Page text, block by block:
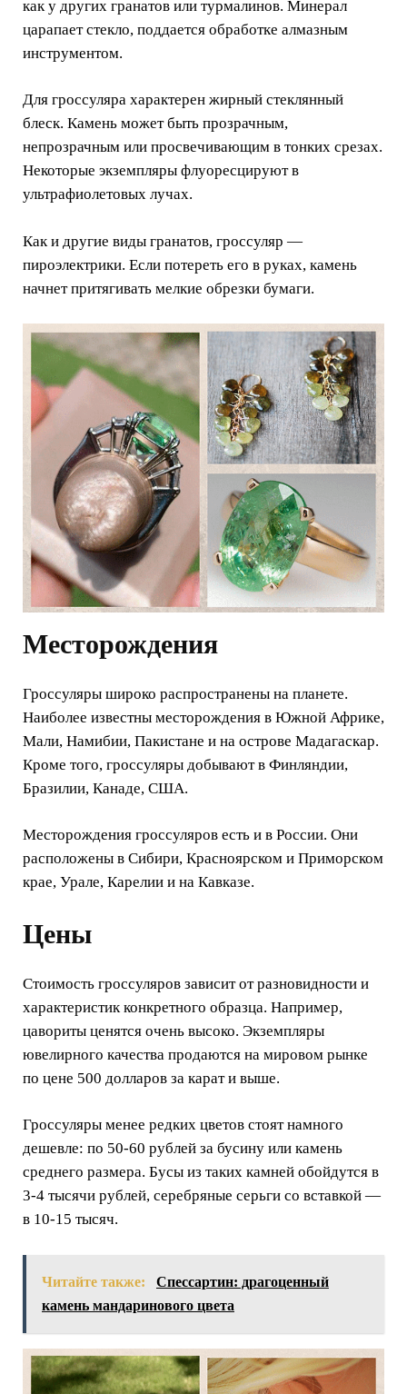
как у других гранатов или турмалинов. Минерал
царапает стекло, поддается обработке алмазным
инструментом.
Для гроссуляра характерен жирный стеклянный
блеск. Камень может быть прозрачным,
непрозрачным или просвечивающим в тонких срезах.
Некоторые экземпляры флуоресцируют в
ультрафиолетовых лучах.
Как и другие виды гранатов, гроссуляр —
пироэлектрики. Если потереть его в руках, камень
начнет притягивать мелкие обрезки бумаги.
Месторождения
Гроссуляры широко распространены на планете.
Наиболее известны месторождения в Южной Африке,
Мали, Намибии, Пакистане и на острове Мадагаскар.
Кроме того, гроссуляры добывают в Финляндии,
Бразилии, Канаде, США.
Месторождения гроссуляров есть и в России. Они
расположены в Сибири, Красноярском и Приморском
крае, Урале, Карелии и на Кавказе.
Цены
Стоимость гроссуляров зависит от разновидности и
характеристик конкретного образца. Например,
цавориты ценятся очень высоко. Экземпляры
ювелирного качества продаются на мировом рынке
по цене 500 долларов за карат и выше.
Гроссуляры менее редких цветов стоят намного
дешевле: по 50-60 рублей за бусину или камень
среднего размера. Бусы из таких камней обойдутся в
3-4 тысячи рублей, серебряные серьги со вставкой —
в 10-15 тысяч.
Читайте также:
Спессартин: драгоценный
камень мандаринового цвета